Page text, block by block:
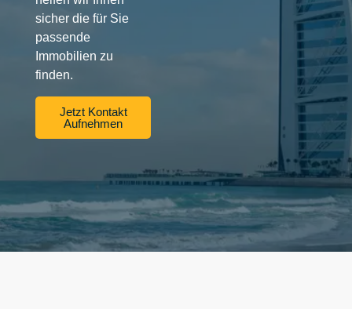
sicher die für Sie
passende
Immobilien zu
finden.
Jetzt Kontakt
Aufnehmen